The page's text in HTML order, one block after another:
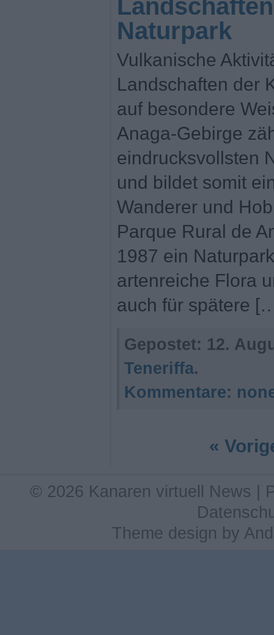
Naturpark
Vulkanische
Landschaften der
auf besondere
Anaga-Gebirge
eindrucksvollsten
und bildet somit
Wanderer und
Parque Rural de
1987 ein
artenreiche Flora
auch für spätere
Gepostet: 12.
Teneriffa.
Kommentare:
«
© 2026 Kanaren virtuell News |
Theme design by